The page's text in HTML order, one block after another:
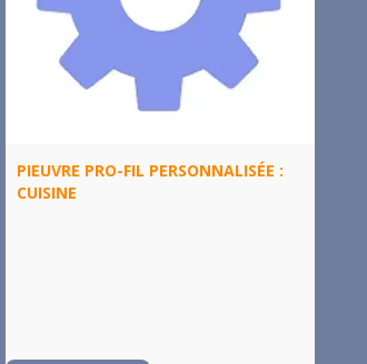
PIEUVRE PRO-FIL PERSONNALISÉE :
CUISINE